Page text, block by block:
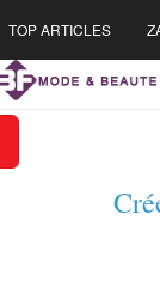
TOP ARTICLES